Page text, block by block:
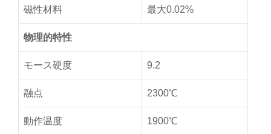
磁性材料 最大0.02%
物理的特性
モース硬度 9.2
融点 2300℃
動作温度 1900℃